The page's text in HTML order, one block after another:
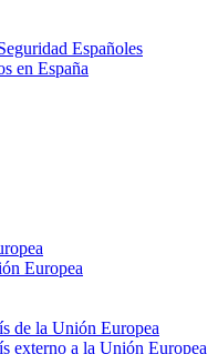
Españoles
en España
Europea
de la Unión Europea
externo a la Unión Europea